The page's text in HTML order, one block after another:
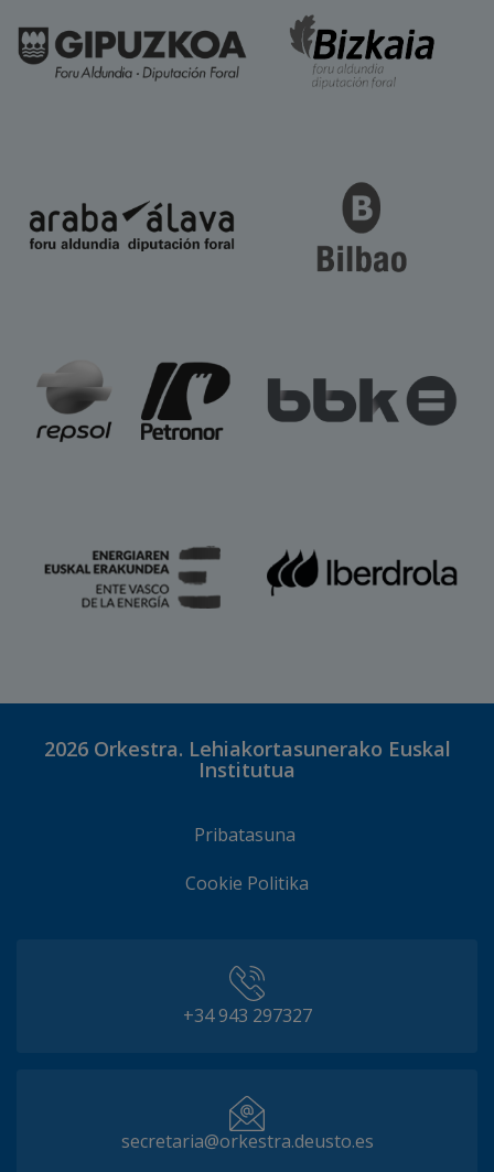
2026 Orkestra. Lehiakortasunerako Euskal
Institutua
Pribatasuna
Cookie Politika
+34 943 297327
secretaria@orkestra.deusto.es